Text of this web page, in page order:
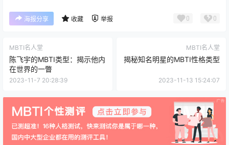
海报分享 收藏 举报 0 0
MBTI名人堂
陈飞宇的MBTI类型：揭示他内
在世界的一瞥
2023-11-7 20:28:39
MBTI名人堂
揭秘知名明星的MBTI性格类型
2023-11-13 15:24:07